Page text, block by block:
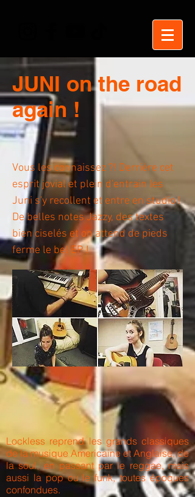
JUNI on the road
again !
Vous les connaissez ?! Derrière cet
esprit jovial et plein d'entrain les
Juni s'y recollent et entre en studio !
De belles notes Jazzy, des textes
bien ciselés et on attend de pieds
ferme le bel EP !
Lockless reprend les grands classiques
de la musique Americaine et Anglaise, de
la soul, en passant par le reggae, mais
aussi la pop ou le funk, toutes époques
confondues.